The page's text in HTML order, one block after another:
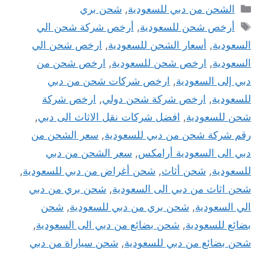
التصنيفات
الشحن من دبي للسعودية, شحن بري
الوسوم
أرخص شحن للسعودية, أرخص شركة شحن الي
السعودية, أسعار الشحن للسعودية, ارخص شحن الي
السعودية, ارخص شحن للسعودية, ارخص شحن من
دبي إلى السعودية, ارخص شركات شحن من دبي
للسعودية, ارخص شركة شحن دولي, ارخص شركة
شحن للسعودية, افضل شركات نقل الاثاث الى دبي,
رقم شركة شحن من دبي للسعودية, سعر الشحن من
دبي الى السعودية أرامكس, سعر الشحن من دبي
للسعودية, شحن أثاث, شحن أغراض من دبي للسعودية,
شحن اثاث من دبي الى السعودية, شحن بري من دبي
الي السعودية, شحن بري من دبي للسعودية, شحن
بضائع للسعودية, شحن بضائع من دبي الى السعودية,
شحن بضائع من دبي للسعودية, شحن سياراة من دبي